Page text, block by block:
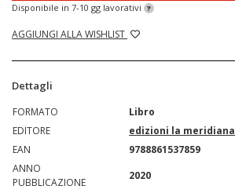
Disponibile in 7-10 gg lavorativi ?
AGGIUNGI ALLA WISHLIST
Dettagli
FORMATO
Libro
EDITORE
edizioni la meridiana
EAN
9788861537859
ANNO
PUBBLICAZIONE
2020